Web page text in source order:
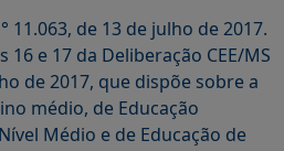
11.063, de 13 de julho de 2017.
e 17 da Deliberação CEE/MS
de 2017, que dispõe sobre a
médio, de Educação
Médio e de Educação de